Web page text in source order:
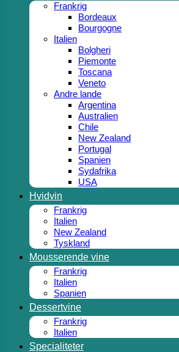
Frankrig
Bordeaux
Bourgogne
Italien
Bolgheri
Piemonte
Toscana
Veneto
Andre lande
Argentina
Australien
Chile
New Zealand
Portugal
Spanien
Sydafrika
USA
Hvidvin
Frankrig
Italien
New Zealand
Tyskland
Mousserende vine
Frankrig
Italien
Spanien
Dessertvine
Frankrig
Italien
Specialiteter